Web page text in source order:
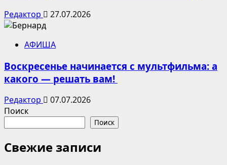
Редактор 27.07.2026
АФИША
Воскресенье начинается с мультфильма: а
какого — решать вам!
Редактор
07.07.2026
Поиск
Поиск
Свежие записи